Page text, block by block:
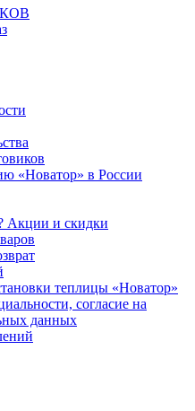
«Новатор» в России
Акции и скидки
теплицы «Новатор»
согласие на
данных